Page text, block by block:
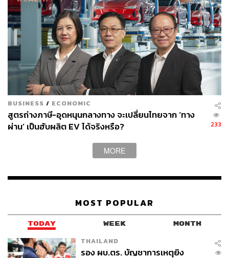
บริษัทข้อมูลสินค้าโภคภัณฑ์ ระบุว่า การนำเข้าจาก
เวเนซุเอลาคิดเป็นประมาณ 4% ของการนำเข้าน้ำมันดิบ
ทั้งหมดของจีนในปีที่แล้ว
อีกทั้ง อินเดีย ก็เป็นผู้ซื้อน้ำมันดิบจากเวเนซุเอลาอย่างต่อเนื่อง
เช่นกัน แม้ว่าการนำเข้าจะลดลงในช่วงไม่กี่ปีที่ผ่านมาก็ตาม
วิกฤตครั้งนี้จึงส่งผลต่อตลาดเอเชียอย่างหลีกเลี่ยงไม่ได้
‘อนุทิน’ สั่งเกาะติดวิกฤตเวเนซุเอลา ย้ำไม่ทุบราคาน้ำมัน
ไทย
ด้านอรรถพล ฤกษ์พิบูลย์ รัฐมนตรีว่าการกระทรวงพลังงาน
เหตุการณ์ที่จะส่งผลกระทบ ในส่วนของเวเนซุเอลา ขณะนี้ยัง
บริหารจัดการเรื่องน้ํามันสํารองของเวเนซุเอลาได้ดี
ส่วนกรณีท่าทีของสหรัฐฯ อาจขยายขยับบทบาทอีก คงต้อง
จับตา เนื่องจากเกี่ยวโยงกับภูมิรัฐศาสตร์การเมืองอย่างหลีก
เลี่ยงไม่ได้
BUSINESS / ECONOMIC
สูตรถ่างภาษี-อุดหนุนกลางทาง จะเปลี่ยนไทยจาก ‘ทาง
ผ่าน’ เป็นฮับผลิต EV ได้จริงหรือ?
233
MORE
MOST POPULAR
TODAY WEEK MONTH
THAILAND
รอง ผบ.ตร. บัญชาการเหตุยิง